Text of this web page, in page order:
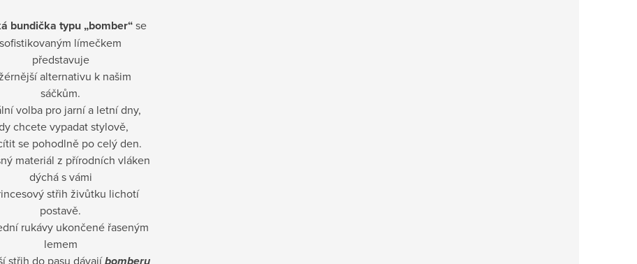
bundička typu „bomber“se
sofistikovaným límečkem
představuje
alternativu k našim
sáčkům.
volba pro jarní a letní dny,
chcete vypadat stylově,
se pohodlně po celý den.
materiál z přírodních vláken
dýchá s vámi
střih živůtku lichotí
postavě.
rukávy ukončené řaseným
lemem
střih do pasu dávajíbomberu